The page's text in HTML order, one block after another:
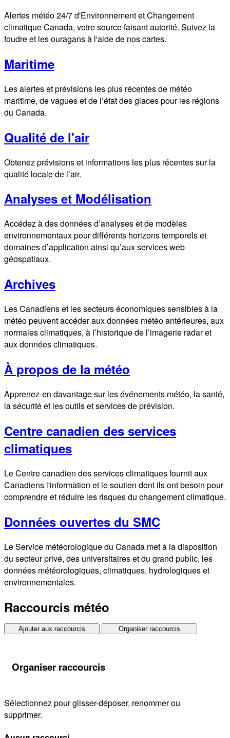
Alertes météo 24/7 d'Environnement et Changement
climatique Canada, votre source faisant autorité. Suivez la
foudre et les ouragans à l'aide de nos cartes.
Maritime
Les alertes et prévisions les plus récentes de météo
maritime, de vagues et de l’état des glaces pour les régions
du Canada.
Qualité de l'air
Obtenez prévisions et informations les plus récentes sur la
qualité locale de l’air.
Analyses et Modélisation
Accédez à des données d’analyses et de modèles
environnementaux pour différents horizons temporels et
domaines d’application ainsi qu’aux services web
géospatiaux.
Archives
Les Canadiens et les secteurs économiques sensibles à la
météo peuvent accéder aux données météo antérieures, aux
normales climatiques, à l’historique de l’imagerie radar et
aux données climatiques.
À propos de la météo
Apprenez-en davantage sur les événements météo, la santé,
la sécurité et les outils et services de prévision.
Centre canadien des services
climatiques
Le Centre canadien des services climatiques fournit aux
Canadiens l'information et le soutien dont ils ont besoin pour
comprendre et réduire les risques du changement climatique.
Données ouvertes du SMC
Le Service météorologique du Canada met à la disposition
du secteur privé, des universitaires et du grand public, les
données météorologiques, climatiques, hydrologiques et
environnementales.
Raccourcis météo
Ajouter aux raccourcis Organiser raccourcis
Organiser raccourcis
Sélectionnez pour glisser-déposer, renommer ou
supprimer.